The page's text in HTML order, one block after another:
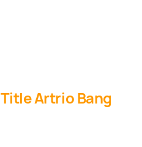
Title Artrio Bang